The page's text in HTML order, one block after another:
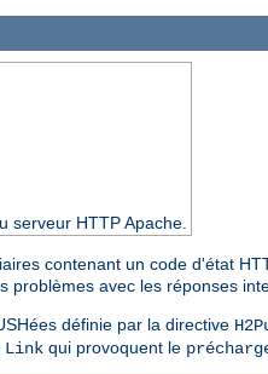
serveur HTTP Apache.
contenant un code d'état
avec les réponses
définie par la directive
Link qui provoquent le